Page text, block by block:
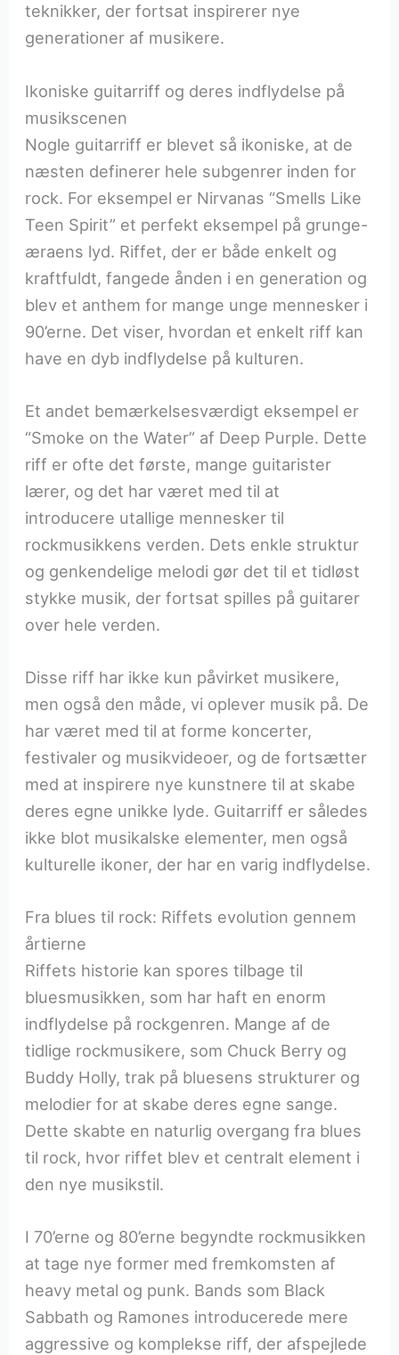
teknikker, der fortsat inspirerer nye
generationer af musikere.
Ikoniske guitarriff og deres indflydelse på
musikscenen
Nogle guitarriff er blevet så ikoniske, at de
næsten definerer hele subgenrer inden for
rock. For eksempel er Nirvanas “Smells Like
Teen Spirit” et perfekt eksempel på grunge-
æraens lyd. Riffet, der er både enkelt og
kraftfuldt, fangede ånden i en generation og
blev et anthem for mange unge mennesker i
90’erne. Det viser, hvordan et enkelt riff kan
have en dyb indflydelse på kulturen.
Et andet bemærkelsesværdigt eksempel er
“Smoke on the Water” af Deep Purple. Dette
riff er ofte det første, mange guitarister
lærer, og det har været med til at
introducere utallige mennesker til
rockmusikkens verden. Dets enkle struktur
og genkendelige melodi gør det til et tidløst
stykke musik, der fortsat spilles på guitarer
over hele verden.
Disse riff har ikke kun påvirket musikere,
men også den måde, vi oplever musik på. De
har været med til at forme koncerter,
festivaler og musikvideoer, og de fortsætter
med at inspirere nye kunstnere til at skabe
deres egne unikke lyde. Guitarriff er således
ikke blot musikalske elementer, men også
kulturelle ikoner, der har en varig indflydelse.
Fra blues til rock: Riffets evolution gennem
årtierne
Riffets historie kan spores tilbage til
bluesmusikken, som har haft en enorm
indflydelse på rockgenren. Mange af de
tidlige rockmusikere, som Chuck Berry og
Buddy Holly, trak på bluesens strukturer og
melodier for at skabe deres egne sange.
Dette skabte en naturlig overgang fra blues
til rock, hvor riffet blev et centralt element i
den nye musikstil.
I 70’erne og 80’erne begyndte rockmusikken
at tage nye former med fremkomsten af
heavy metal og punk. Bands som Black
Sabbath og Ramones introducerede mere
aggressive og komplekse riff, der afspejlede